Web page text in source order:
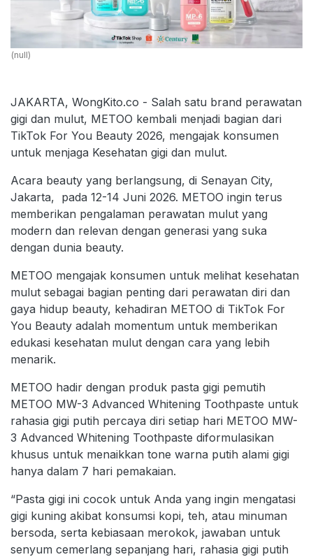
(null)
JAKARTA, WongKito.co - Salah satu brand perawatan
gigi dan mulut, METOO kembali menjadi bagian dari
TikTok For You Beauty 2026, mengajak konsumen
untuk menjaga Kesehatan gigi dan mulut.
Acara beauty yang berlangsung, di Senayan City,
Jakarta, pada 12-14 Juni 2026. METOO ingin terus
memberikan pengalaman perawatan mulut yang
modern dan relevan dengan generasi yang suka
dengan dunia beauty.
METOO mengajak konsumen untuk melihat kesehatan
mulut sebagai bagian penting dari perawatan diri dan
gaya hidup beauty, kehadiran METOO di TikTok For
You Beauty adalah momentum untuk memberikan
edukasi kesehatan mulut dengan cara yang lebih
menarik.
METOO hadir dengan produk pasta gigi pemutih
METOO MW-3 Advanced Whitening Toothpaste untuk
rahasia gigi putih percaya diri setiap hari METOO MW-
3 Advanced Whitening Toothpaste diformulasikan
khusus untuk menaikkan tone warna putih alami gigi
hanya dalam 7 hari pemakaian.
“Pasta gigi ini cocok untuk Anda yang ingin mengatasi
gigi kuning akibat konsumsi kopi, teh, atau minuman
bersoda, serta kebiasaan merokok, jawaban untuk
senyum cemerlang sepanjang hari, rahasia gigi putih